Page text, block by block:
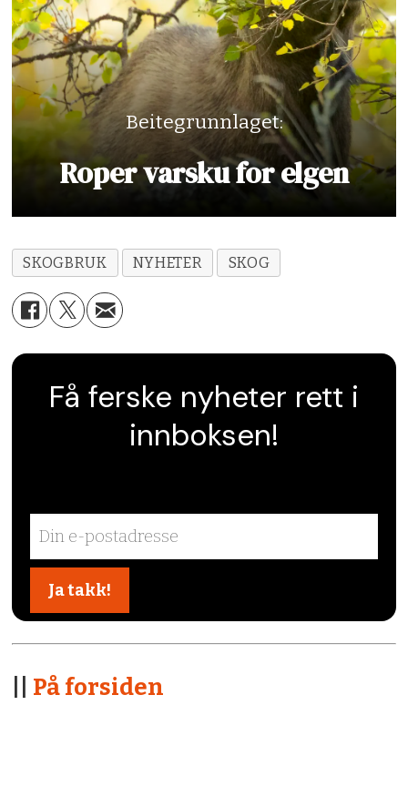
Beitegrunnlaget:
Roper varsku for elgen
SKOGBRUK NYHETER SKOG
Få ferske nyheter rett i
innboksen!
På forsiden